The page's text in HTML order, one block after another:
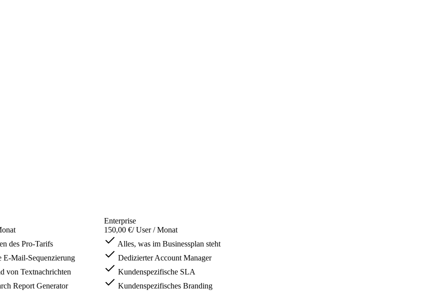
des Pro-Tarifs
E-Mail-Sequenzierung
von Textnachrichten
Report Generator
Enterprise
150,00 €/ User / Monat
Alles, was im Businessplan steht
Dedizierter Account Manager
Kundenspezifische SLA
Kundenspezifisches Branding